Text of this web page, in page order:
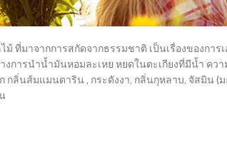
ที่มาจากการสกัดจากธรรมชาติ เป็นเรื่องของกา
การนำน้ำมันหอมละเหย หยดในตะเกียงที่มีน้ำ คว
กลิ่นส้มแมนดาริน , กระดังงา, กลิ่นกุหลาบ, จัสมิน (